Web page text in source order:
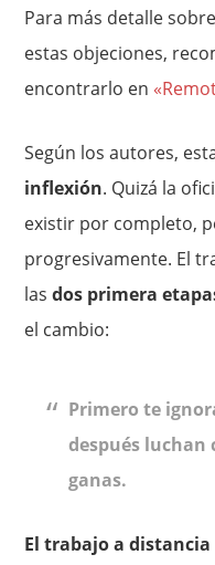
Para más detalle
estas objeciones,
encontrarlo en
Según los autores,
inflexión. Quizá la
existir por completo,
progresivamente. El
lasdos primera
el cambio:
Primero te
después
ganas.
El trabajo a